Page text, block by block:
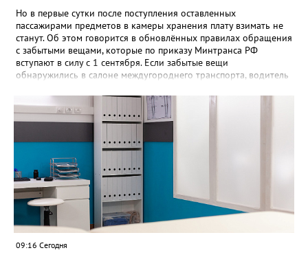
Но в первые сутки после поступления оставленных
пассажирами предметов в камеры хранения плату взимать не
станут. Об этом говорится в обновлённых правилах обращения
с забытыми вещами, которые по приказу Минтранса РФ
вступают в силу с 1 сентября. Если забытые вещи
обнаружились в салоне междугороднего транспорта, водитель
владельца автовокзала в конечном пункте маршрута либо
перевозчику. После чего вещи направляют в бюро находок.
Чтобы вернуть забытое, пассажиру придётся подтвердить
приметы. Златоустовцам, оставившим вещи в городском
транспорте, советуют обращаться по телефонам +7 (3513) 666-
462 – если пропажа произошла в автобусе, +7 (3513) 673-292 –
если в трамвае. «Также уточнить информацию о забытых
вещах можно по адресу: Златоуст, улица Карла Маркса, 2, -
напоминают в муниципальном «Автохозяйстве». - Не
откладывайте звонок — возможно, ваши вещи уже найдены!»
09:16 Сегодня